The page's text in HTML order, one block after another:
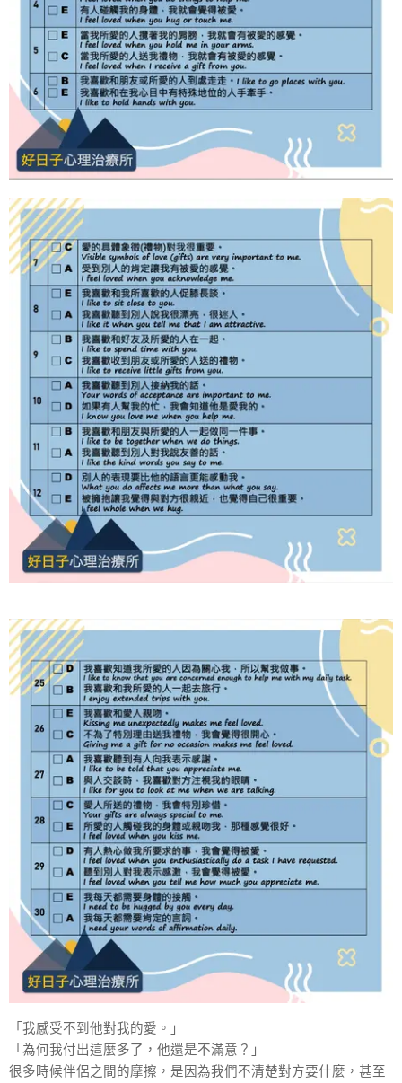
「我感受不到他對我的愛。」
「為何我付出這麼多了，他還是不滿意？」
很多時候伴侶之間的摩擦，是因為我們不清楚對方要什麼，甚至